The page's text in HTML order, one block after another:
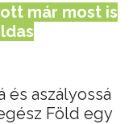
már most is
és aszályossá
Föld egy